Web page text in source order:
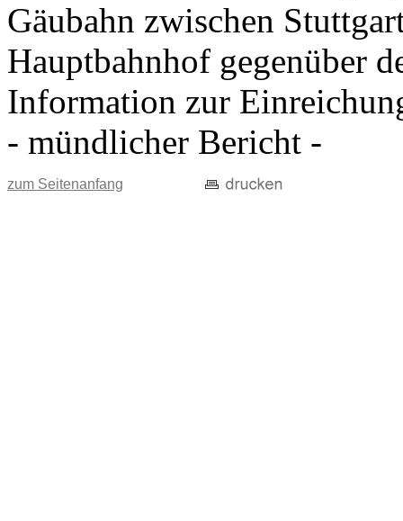
Gäubahn zwischen
Hauptbahnhof gegenüber
Information zur
- mündlicher Bericht -
zum Seitenanfang